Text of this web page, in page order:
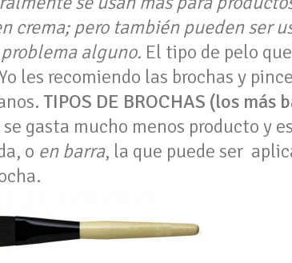
crema; pero también pueden ser
alguno. El tipo de pelo
les recomiendo las brochas y
TIPOS DE BROCHAS (los más
gasta mucho menos producto y
o en barra, la que puede ser